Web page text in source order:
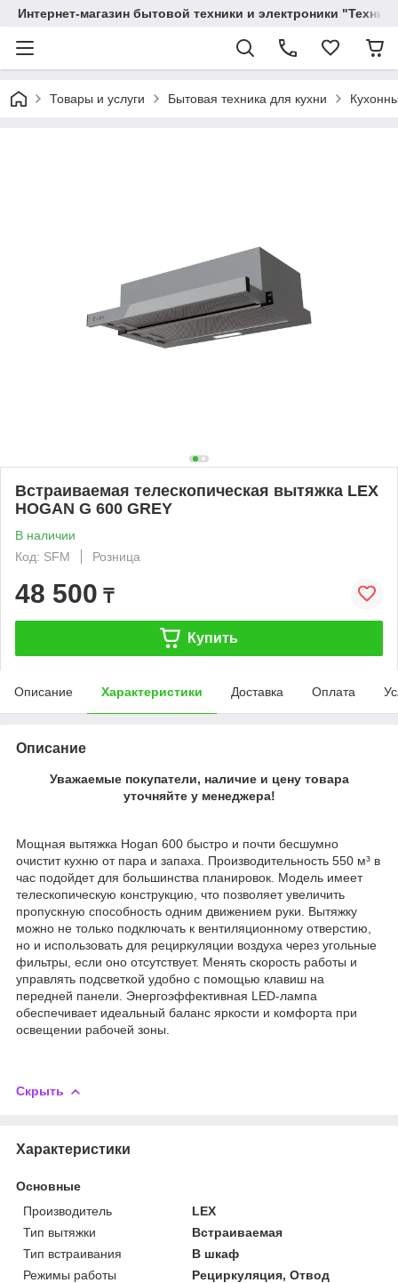
Интернет-магазин бытовой техники и электроники
Товары и услуги Бытовая техника для кухни
Встраиваемая телескопическая вытяжка LEX
HOGAN G 600 GREY
В наличии
Код: SFM
Розница
48 500 ₸
Купить
Описание Характеристики Доставка Оплата
Описание
Уважаемые покупатели, наличие и цену товара
уточняйте у менеджера!
Мощная вытяжка Hogan 600 быстро и почти бесшумно
очистит кухню от пара и запаха. Производительность 550 м³ в
час подойдет для большинства планировок. Модель имеет
телескопическую конструкцию, что позволяет увеличить
пропускную способность одним движением руки. Вытяжку
можно не только подключать к вентиляционному отверстию,
но и использовать для рециркуляции воздуха через угольные
фильтры, если оно отсутствует. Менять скорость работы и
управлять подсветкой удобно с помощью клавиш на
передней панели. Энергоэффективная LED-лампа
обеспечивает идеальный баланс яркости и комфорта при
освещении рабочей зоны.
Скрыть
Характеристики
Основные
Производитель
LEX
Тип вытяжки
Встраиваемая
Тип встраивания
В шкаф
Режимы работы
Рециркуляция, Отвод